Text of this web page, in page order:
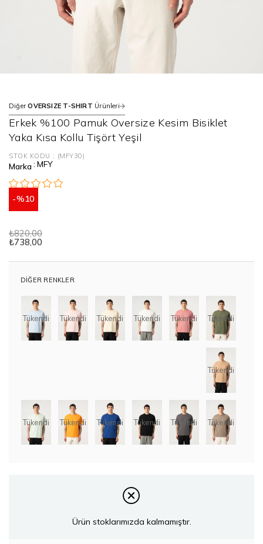
Erkek %100 Pamuk Oversize Kesim Bisiklet
Yaka Kısa Kollu Tişört Yeşil
DiğerOVERSIZE T-SHIRT Ürünleri
STOK KODU (MFY30)
Marka: MFY
10
₺820,00
₺738,00
DIĞER RENKLER
Tükendi Tükendi Tükendi Tükendi Tükendi Tükendi
Tükendi
Tükendi Tükendi Tükendi Tükendi Tükendi Tükendi
Ürün stoklarımızda kalmamıştır.